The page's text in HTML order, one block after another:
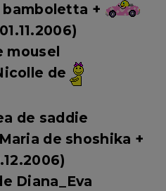
+
mousel
de
de saddie
de shoshika +
Diana_Eva